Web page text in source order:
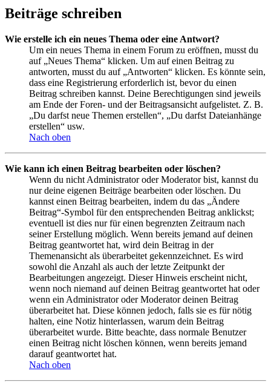
Beiträge schreiben
Wie erstelle ich ein neues Thema oder eine Antwort?
Um ein neues Thema in einem Forum zu eröffnen, musst du
auf „Neues Thema“ klicken. Um auf einen Beitrag zu
antworten, musst du auf „Antworten“ klicken. Es könnte sein,
dass eine Registrierung erforderlich ist, bevor du einen
Beitrag schreiben kannst. Deine Berechtigungen sind jeweils
am Ende der Foren- und der Beitragsansicht aufgelistet. Z. B.
„Du darfst neue Themen erstellen“, „Du darfst Dateianhänge
erstellen“ usw.
Nach oben
Wie kann ich einen Beitrag bearbeiten oder löschen?
Wenn du nicht Administrator oder Moderator bist, kannst du
nur deine eigenen Beiträge bearbeiten oder löschen. Du
kannst einen Beitrag bearbeiten, indem du das „Ändere
Beitrag“-Symbol für den entsprechenden Beitrag anklickst;
eventuell ist dies nur für einen begrenzten Zeitraum nach
seiner Erstellung möglich. Wenn bereits jemand auf deinen
Beitrag geantwortet hat, wird dein Beitrag in der
Themenansicht als überarbeitet gekennzeichnet. Es wird
sowohl die Anzahl als auch der letzte Zeitpunkt der
Bearbeitungen angezeigt. Dieser Hinweis erscheint nicht,
wenn noch niemand auf deinen Beitrag geantwortet hat oder
wenn ein Administrator oder Moderator deinen Beitrag
überarbeitet hat. Diese können jedoch, falls sie es für nötig
halten, eine Notiz hinterlassen, warum dein Beitrag
überarbeitet wurde. Bitte beachte, dass normale Benutzer
einen Beitrag nicht löschen können, wenn bereits jemand
darauf geantwortet hat.
Nach oben